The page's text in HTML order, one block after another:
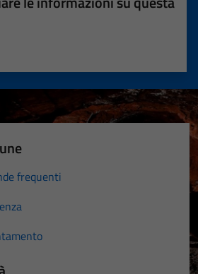
5 stelle su 5
su 5
su 5
5
frequenti